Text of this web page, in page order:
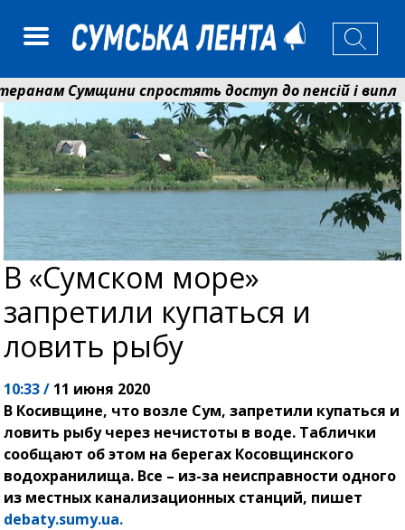
Сумщини спростять доступ до пенсій і виплат:
програму відпочинку дітей із
В «Сумском море»
запретили купаться и
ловить рыбу
10:33 / 11 июня 2020
В Косивщине, что возле Сум, запретили купаться и
ловить рыбу через нечистоты в воде. Таблички
сообщают об этом на берегах Косовщинского
водохранилища. Все – из-за неисправности одного
из местных канализационных станций, пишет
debaty.sumy.ua.